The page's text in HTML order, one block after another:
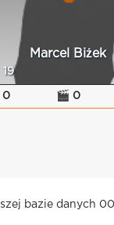
Marcel Biżek
19
0 🎬 0
bazie danych